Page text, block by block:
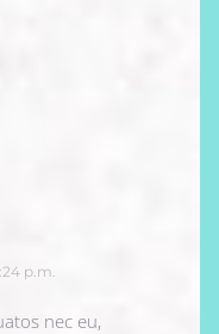
p.m.
nec eu,